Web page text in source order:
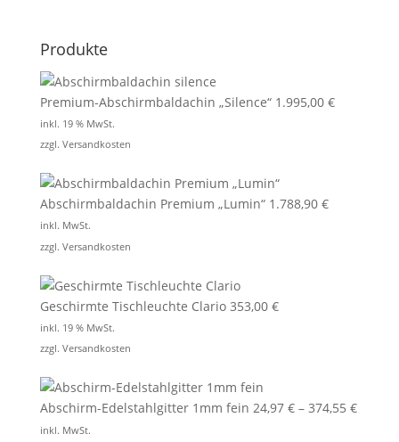
Produkte
Premium-Abschirmbaldachin „Silence“ 1.995,00 €
inkl. 19 % MwSt.
zzgl. Versandkosten
Abschirmbaldachin Premium „Lumin“ 1.788,90 €
inkl. MwSt.
zzgl. Versandkosten
Geschirmte Tischleuchte Clario 353,00 €
inkl. 19 % MwSt.
zzgl. Versandkosten
Abschirm-Edelstahlgitter 1mm fein 24,97 €– 374,55 €
inkl. MwSt.